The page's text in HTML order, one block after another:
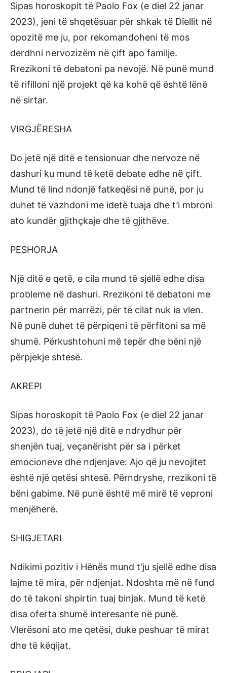
Sipas horoskopit të Paolo Fox (e diel 22 janar
2023), jeni të shqetësuar për shkak të Diellit në
opozitë me ju, por rekomandoheni të mos
derdhni nervozizëm në çift apo familje.
Rrezikoni të debatoni pa nevojë. Në punë mund
të rifilloni një projekt që ka kohë që është lënë
në sirtar.
VIRGJËRESHA
Do jetë një ditë e tensionuar dhe nervoze në
dashuri ku mund të ketë debate edhe në çift.
Mund të lind ndonjë fatkeqësi në punë, por ju
duhet të vazhdoni me idetë tuaja dhe t’i mbroni
ato kundër gjithçkaje dhe të gjithëve.
PESHORJA
Një ditë e qetë, e cila mund të sjellë edhe disa
probleme në dashuri. Rrezikoni të debatoni me
partnerin për marrëzi, për të cilat nuk ia vlen.
Në punë duhet të përpiqeni të përfitoni sa më
shumë. Përkushtohuni më tepër dhe bëni një
përpjekje shtesë.
AKREPI
Sipas horoskopit të Paolo Fox (e diel 22 janar
2023), do të jetë një ditë e ndrydhur për
shenjën tuaj, veçanërisht për sa i përket
emocioneve dhe ndjenjave: Ajo që ju nevojitet
është një qetësi shtesë. Përndryshe, rrezikoni të
bëni gabime. Në punë është më mirë të veproni
menjëherë.
SHIGJETARI
Ndikimi pozitiv i Hënës mund t’ju sjellë edhe disa
lajme të mira, për ndjenjat. Ndoshta më në fund
do të takoni shpirtin tuaj binjak. Mund të ketë
disa oferta shumë interesante në punë.
Vlerësoni ato me qetësi, duke peshuar të mirat
dhe të këqijat.